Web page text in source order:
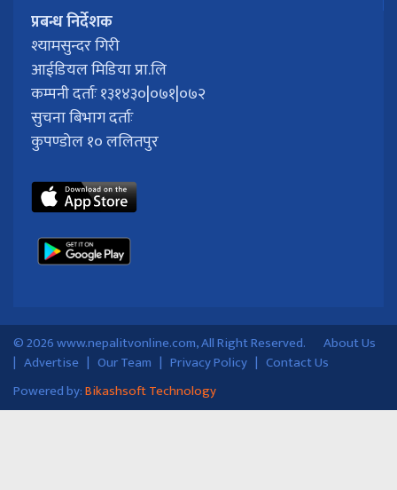
प्रबन्ध निर्देशक
श्यामसुन्दर गिरी
आईडियल मिडिया प्रा.लि
कम्पनी दर्ताः १३१४३०|०७१|०७२
सुचना बिभाग दर्ताः
कुपण्डोल १० ललितपुर
© 2026 www.nepalitvonline.com, All Right Reserved. About Us
| Advertise | Our Team | Privacy Policy | Contact Us
Powered by:Bikashsoft Technology